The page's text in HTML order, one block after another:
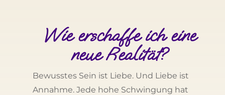
Wie erschaffe ich eine
neue Realität?
Bewusstes Sein ist Liebe. Und Liebe ist
Annahme. Jede hohe Schwingung hat